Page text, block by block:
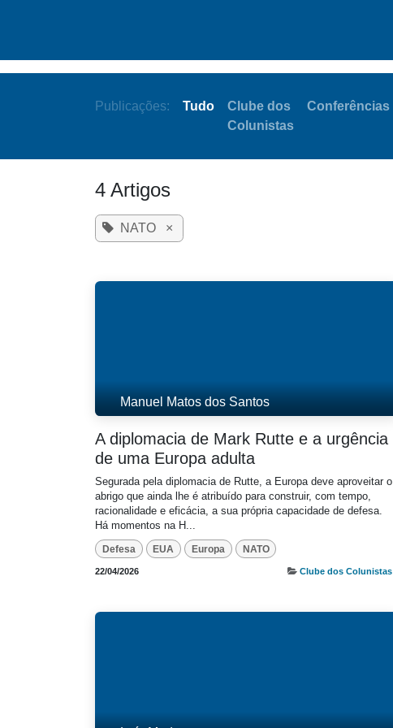
Publicações: Tudo
Clube dos
Colunistas
Conferências
4 Artigos
NATO ×
Manuel Matos dos Santos
A diplomacia de Mark Rutte e a urgência
de uma Europa adulta
Segurada pela diplomacia de Rutte, a Europa deve aproveitar o
abrigo que ainda lhe é atribuído para construir, com tempo,
racionalidade e eficácia, a sua própria capacidade de defesa.
Há momentos na H...
Defesa EUA Europa NATO
22/04/2026 Clube dos Colunistas